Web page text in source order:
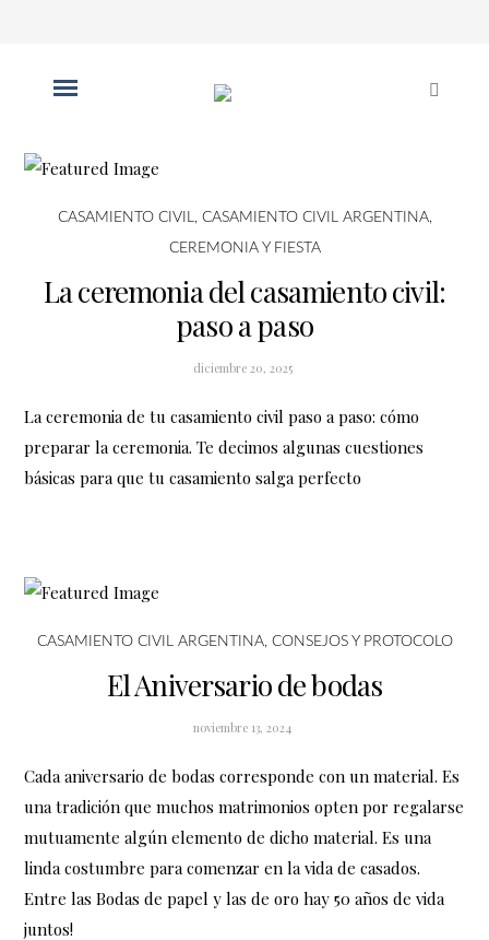
CASAMIENTO CIVIL, CASAMIENTO CIVIL ARGENTINA,
CEREMONIA Y FIESTA
La ceremonia del casamiento civil:
paso a paso
diciembre 20, 2025
La ceremonia de tu casamiento civil paso a paso: cómo
preparar la ceremonia. Te decimos algunas cuestiones
básicas para que tu casamiento salga perfecto
CASAMIENTO CIVIL ARGENTINA, CONSEJOS Y PROTOCOLO
El Aniversario de bodas
noviembre 13, 2024
Cada aniversario de bodas corresponde con un material. Es
una tradición que muchos matrimonios opten por regalarse
mutuamente algún elemento de dicho material. Es una
linda costumbre para comenzar en la vida de casados.
Entre las Bodas de papel y las de oro hay 50 años de vida
juntos!